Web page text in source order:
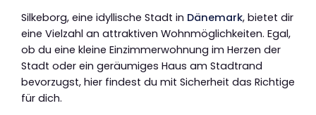
Silkeborg, eine idyllische Stadt in Dänemark, bietet dir
eine Vielzahl an attraktiven Wohnmöglichkeiten. Egal,
ob du eine kleine Einzimmerwohnung im Herzen der
Stadt oder ein geräumiges Haus am Stadtrand
bevorzugst, hier findest du mit Sicherheit das Richtige
für dich.